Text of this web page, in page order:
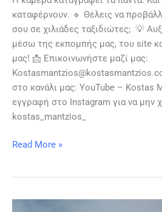
καταφέρνουν. 🔹 Θέλεις να
σου σε χιλιάδες ταξιδιώτες; 💡
μέσω της εκπομπής μας, του site
μας! 📩 Επικοινωνήστε μαζί μας:
στο κανάλι μας: YouTube – Kostas
εγγραφή στο Instagram για να μην
kostas_mantzios_
Read More »